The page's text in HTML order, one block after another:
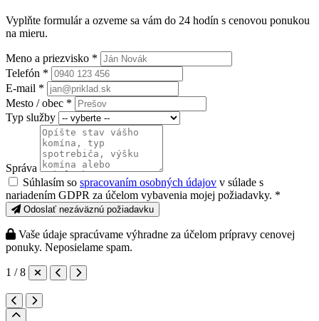
Vyplňte formulár a ozveme sa vám do 24 hodín s cenovou ponukou
na mieru.
Meno a priezvisko *
Telefón *
E-mail *
Mesto / obec *
Typ služby
Správa
Súhlasím so spracovaním osobných údajov v súlade s
nariadením GDPR za účelom vybavenia mojej požiadavky. *
Odoslať nezáväznú požiadavku
Vaše údaje spracúvame výhradne za účelom prípravy cenovej
ponuky. Neposielame spam.
1 / 8